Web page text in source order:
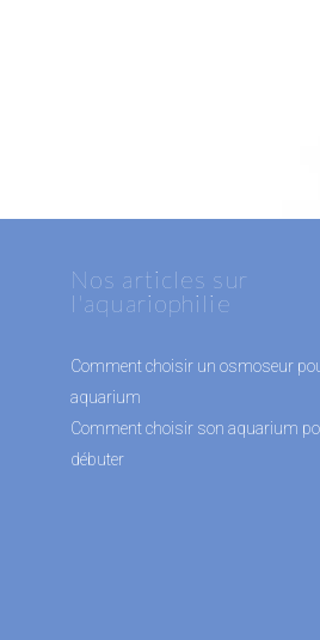
Nos articles sur
l'aquariophilie
Comment choisir un osmoseur
aquarium
Comment choisir son aquarium
débuter